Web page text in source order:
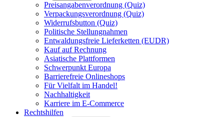
Preisangabenverordnung (Quiz)
Verpackungsverordnung (Quiz)
Widerrufsbutton (Quiz)
Politische Stellungnahmen
Entwaldungsfreie Lieferketten (EUDR)
Kauf auf Rechnung
Asiatische Plattformen
Schwerpunkt Europa
Barrierefreie Onlineshops
Für Vielfalt im Handel!
Nachhaltigkeit
Karriere im E-Commerce
Rechtshilfen